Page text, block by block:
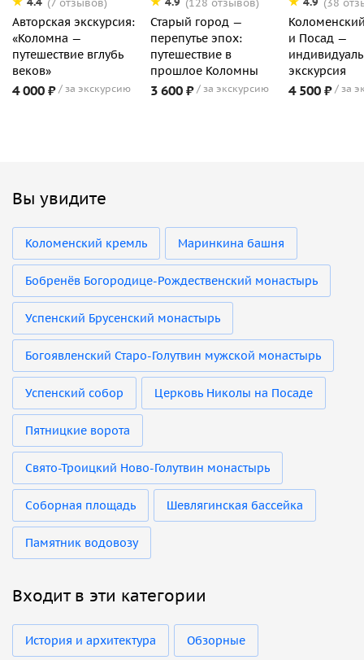
Авторская экскурсия:
«Коломна —
путешествие вглубь
веков»
4 000 ₽ за экскурсию
Старый город —
перепутье эпох:
путешествие в
прошлое Коломны
3 600 ₽ за экскурсию
и Посад —
экскурсия
4 500 ₽ за
Вы увидите
Коломенский кремль Маринкина башня
Бобренёв Богородице-Рождественский монастырь
Успенский Брусенский монастырь
Богоявленский Старо-Голутвин мужской монастырь
Успенский собор Церковь Николы на Посаде
Пятницкие ворота
Свято-Троицкий Ново-Голутвин монастырь
Соборная площадь Шевлягинская бассейка
Памятник водовозу
Входит в эти категории
История и архитектура Обзорные